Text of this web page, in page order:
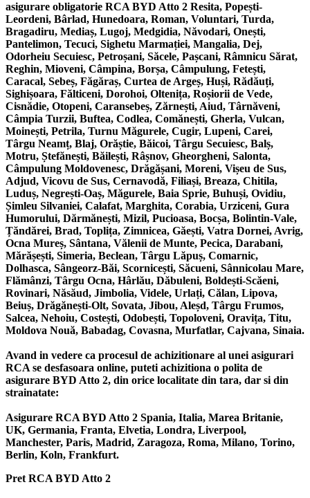
asigurare obligatorie RCA BYD Atto 2 Resita, Popești-
Leordeni, Bârlad, Hunedoara, Roman, Voluntari, Turda,
Bragadiru, Mediaș, Lugoj, Medgidia, Năvodari, Onești,
Pantelimon, Tecuci, Sighetu Marmației, Mangalia, Dej,
Odorheiu Secuiesc, Petroșani, Săcele, Pașcani, Râmnicu Sărat,
Reghin, Mioveni, Câmpina, Borșa, Câmpulung, Fetești,
Caracal, Sebeș, Făgăraș, Curtea de Argeș, Huși, Rădăuți,
Sighișoara, Fălticeni, Dorohoi, Oltenița, Roșiorii de Vede,
Cisnădie, Otopeni, Caransebeș, Zărnești, Aiud, Târnăveni,
Câmpia Turzii, Buftea, Codlea, Comănești, Gherla, Vulcan,
Moinești, Petrila, Turnu Măgurele, Cugir, Lupeni, Carei,
Târgu Neamț, Blaj, Orăștie, Băicoi, Târgu Secuiesc, Balș,
Motru, Ștefănești, Băilești, Râșnov, Gheorgheni, Salonta,
Câmpulung Moldovenesc, Drăgășani, Moreni, Vișeu de Sus,
Adjud, Vicovu de Sus, Cernavodă, Filiași, Breaza, Chitila,
Luduș, Negrești-Oaș, Măgurele, Baia Sprie, Buhuși, Ovidiu,
Șimleu Silvaniei, Calafat, Marghita, Corabia, Urziceni, Gura
Humorului, Dărmănești, Mizil, Pucioasa, Bocșa, Bolintin-Vale,
Țăndărei, Brad, Toplița, Zimnicea, Găești, Vatra Dornei, Avrig,
Ocna Mureș, Sântana, Vălenii de Munte, Pecica, Darabani,
Mărășești, Simeria, Beclean, Târgu Lăpuș, Comarnic,
Dolhasca, Sângeorz-Băi, Scornicești, Săcueni, Sânnicolau Mare,
Flămânzi, Târgu Ocna, Hârlău, Dăbuleni, Boldești-Scăeni,
Rovinari, Năsăud, Jimbolia, Videle, Urlați, Călan, Lipova,
Beiuș, Drăgănești-Olt, Sovata, Jibou, Aleșd, Târgu Frumos,
Salcea, Nehoiu, Costești, Odobești, Topoloveni, Oravița, Titu,
Moldova Nouă, Babadag, Covasna, Murfatlar, Cajvana, Sinaia.
Avand in vedere ca procesul de achizitionare al unei asigurari
RCA se desfasoara online, puteti achizitiona o polita de
asigurare BYD Atto 2, din orice localitate din tara, dar si din
strainatate:
Asigurare RCA BYD Atto 2 Spania, Italia, Marea Britanie,
UK, Germania, Franta, Elvetia, Londra, Liverpool,
Manchester, Paris, Madrid, Zaragoza, Roma, Milano, Torino,
Berlin, Koln, Frankfurt.
Pret RCA BYD Atto 2